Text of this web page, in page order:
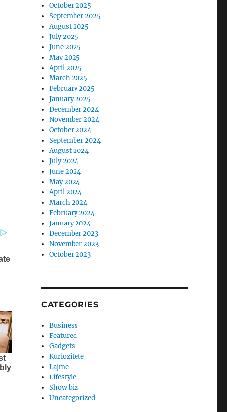
October 2025
September 2025
August 2025
July 2025
June 2025
May 2025
April 2025
March 2025
February 2025
January 2025
December 2024
November 2024
October 2024
September 2024
August 2024
July 2024
June 2024
May 2024
April 2024
March 2024
February 2024
January 2024
December 2023
November 2023
October 2023
CATEGORIES
Business
Featured
Gadgets
Kuriozitete
Lajme
Lifestyle
Show biz
Uncategorized